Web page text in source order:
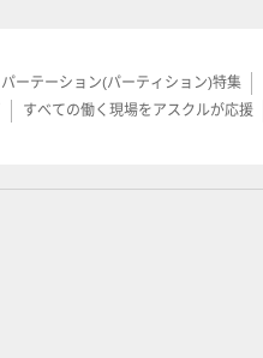
パーテーション(パーティション)特集
すべての働く現場をアスクルが応援